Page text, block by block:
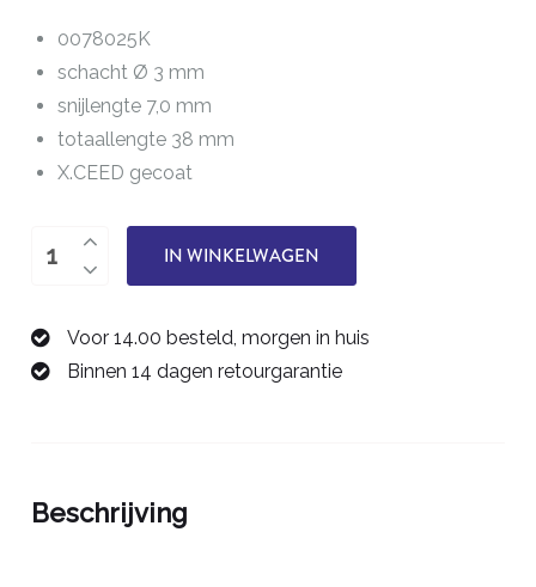
0078025K
schacht Ø 3 mm
snijlengte 7,0 mm
totaallengte 38 mm
X.CEED gecoat
tweesnijder
0078025K
aantal
IN WINKELWAGEN
Voor 14.00 besteld, morgen in huis
Binnen 14 dagen retourgarantie
Beschrijving